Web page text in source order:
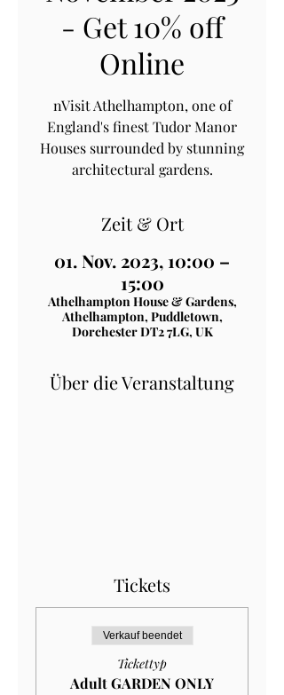
- Get 10% off
Online
nVisit Athelhampton, one of
England's finest Tudor Manor
Houses surrounded by stunning
architectural gardens.
Zeit & Ort
01. Nov. 2023, 10:00 –
15:00
Athelhampton House & Gardens,
Athelhampton, Puddletown,
Dorchester DT2 7LG, UK
Über die Veranstaltung
Tickets
Verkauf beendet
Tickettyp
Adult GARDEN ONLY